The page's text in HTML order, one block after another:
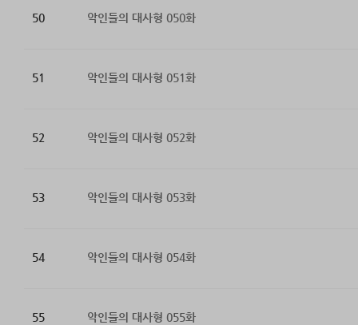
50 악인들의 대사형 050화
51 악인들의 대사형 051화
52 악인들의 대사형 052화
53 악인들의 대사형 053화
54 악인들의 대사형 054화
55 악인들의 대사형 055화